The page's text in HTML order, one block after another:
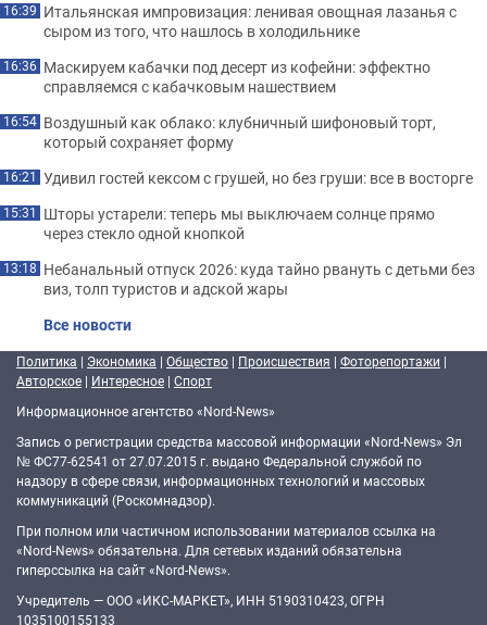
16:39 Итальянская импровизация: ленивая овощная лазанья с
сыром из того, что нашлось в холодильнике
16:36 Маскируем кабачки под десерт из кофейни: эффектно
справляемся с кабачковым нашествием
16:54 Воздушный как облако: клубничный шифоновый торт,
который сохраняет форму
16:21 Удивил гостей кексом с грушей, но без груши: все в восторге
15:31 Шторы устарели: теперь мы выключаем солнце прямо
через стекло одной кнопкой
13:18 Небанальный отпуск 2026: куда тайно рвануть с детьми без
виз, толп туристов и адской жары
Все новости
Политика | Экономика | Общество | Происшествия | Фоторепортажи |
Авторское | Интересное | Спорт
Информационное агентство «Nord-News»
Запись о регистрации средства массовой информации «Nord-News» Эл
№ ФС77-62541 от 27.07.2015 г. выдано Федеральной службой по
надзору в сфере связи, информационных технологий и массовых
коммуникаций (Роскомнадзор).
При полном или частичном использовании материалов ссылка на
«Nord-News» обязательна. Для сетевых изданий обязательна
гиперссылка на сайт «Nord-News».
Учредитель — ООО «ИКС-МАРКЕТ», ИНН 5190310423, ОГРН
1035100155133